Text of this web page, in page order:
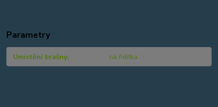
Parametry
Umístění brašny na řidítka